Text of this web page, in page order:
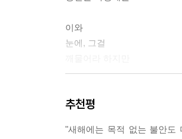
5부 거울
자화상 Self-Portrait
아 사랑아 Oh Love
이와
눈에, 그걸
조심하면서, 당신은
추천평
"새해에는 목적 없는 불안도